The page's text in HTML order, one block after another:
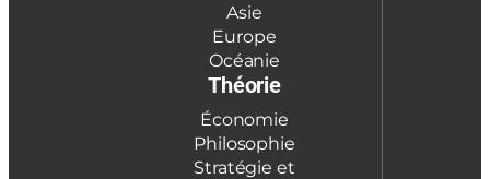
Asie
Europe
Océanie
Théorie
Économie
Philosophie
Stratégie et